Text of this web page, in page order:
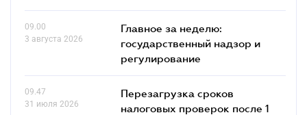
09.00
3 августа 2026
Главное за неделю:
государственный надзор и
регулирование
09.47
31 июля 2026
Перезагрузка сроков
налоговых проверок после 1